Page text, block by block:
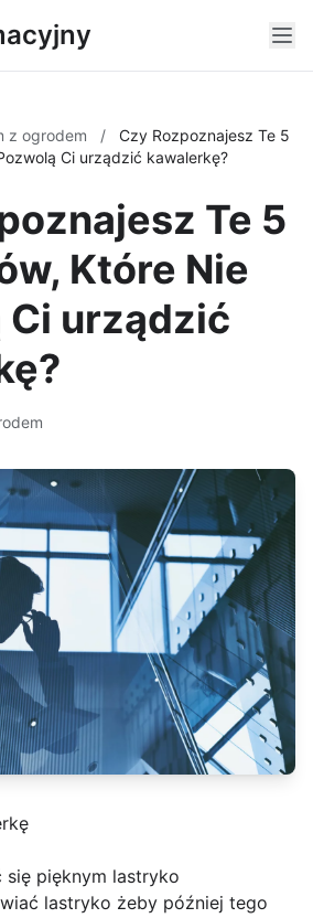
z ogrodem /
Czy Rozpoznajesz Te 5
Ci urządzić kawalerkę?
Te 5
Które Nie
Ci urządzić
pięknym lastryko
lastryko żeby później tego